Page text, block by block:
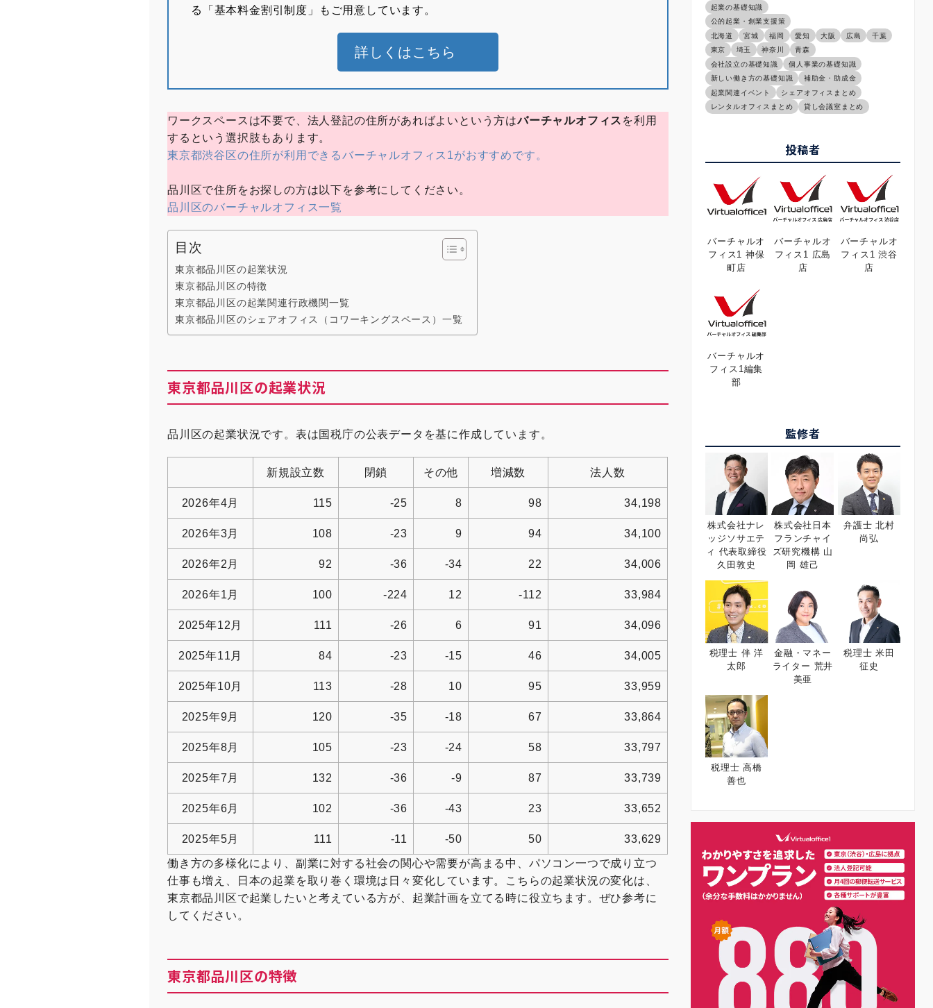
る「基本料金割引制度」もご用意しています。
詳しくはこちら
ワークスペースは不要で、法人登記の住所があればよいという方はバーチャルオフィス を利用
するという選択肢もあります。
東京都渋谷区の住所が利用できるバーチャルオフィス1がおすすめです。
品川区で住所をお探しの方は以下を参考にしてください。
品川区のバーチャルオフィス一覧
目次
東京都品川区の起業状況
東京都品川区の特徴
東京都品川区の起業関連行政機関一覧
東京都品川区のシェアオフィス（コワーキングスペース）一覧
東京都品川区の起業状況
品川区の起業状況です。表は国税庁の公表データを基に作成しています。
新規設立数 閉鎖 その他 増減数 法人数
2026年4月 115 -25 8 98 34,198
2026年3月 108 -23 9 94 34,100
2026年2月 92 -36 -34 22 34,006
2026年1月 100 -224 12 -112 33,984
2025年12月 111 -26 6 91 34,096
2025年11月 84 -23 -15 46 34,005
2025年10月 113 -28 10 95 33,959
2025年9月 120 -35 -18 67 33,864
2025年8月 105 -23 -24 58 33,797
2025年7月 132 -36 -9 87 33,739
2025年6月 102 -36 -43 23 33,652
2025年5月 111 -11 -50 50 33,629
働き方の多様化により、副業に対する社会の関心や需要が高まる中、パソコン一つで成り立つ
仕事も増え、日本の起業を取り巻く環境は日々変化しています。こちらの起業状況の変化は、
東京都品川区で起業したいと考えている方が、起業計画を立てる時に役立ちます。ぜひ参考に
してください。
東京都品川区の特徴
起業の基礎知識
公的起業・創業支援策
北海道
宮城 福岡 愛知 大阪 広島
千葉
東京
埼玉 神奈川
青森
会社設立の基礎知識
個人事業の基礎知識
新しい働き方の基礎知識
補助金・助成金
起業関連イベント
シェアオフィスまとめ
レンタルオフィスまとめ
貸し会議室まとめ
投稿者
バーチャルオ
フィス1 神保
町店
バーチャルオ
フィス1 広島
店
バーチャルオ
フィス1 渋谷
店
バーチャルオ
フィス1編集
部
監修者
株式会社ナレ
ッジソサエテ
ィ 代表取締役
久田敦史
株式会社日本
フランチャイ
ズ研究機構 山
岡 雄己
弁護士 北村
尚弘
税理士 伴 洋
太郎
金融・マネー
ライター 荒井
美亜
税理士 米田
征史
税理士 高橋
善也